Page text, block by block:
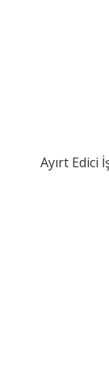
Ayırt Edici